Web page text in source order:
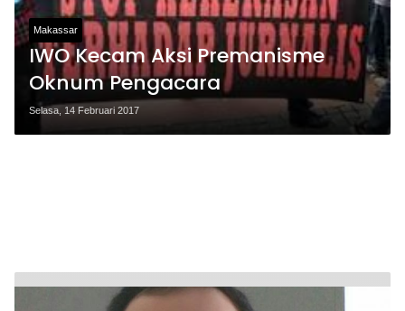
Makassar
IWO Kecam Aksi Premanisme
Oknum Pengacara
Selasa, 14 Februari 2017